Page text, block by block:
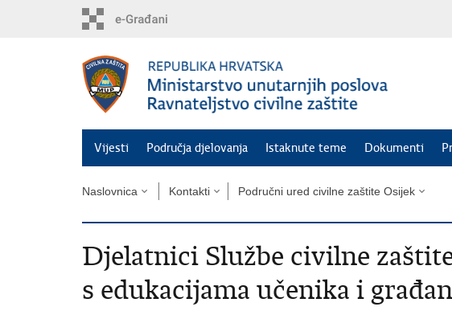
Vijesti Područja djelovanja Istaknute teme Dokumenti
Naslovnica Kontakti Područni ured civilne zaštite Osijek
Djelatnici Službe civilne
s edukacijama učenika i